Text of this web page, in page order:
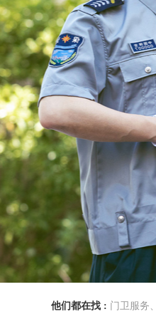
他们都在找 : 门卫服务、